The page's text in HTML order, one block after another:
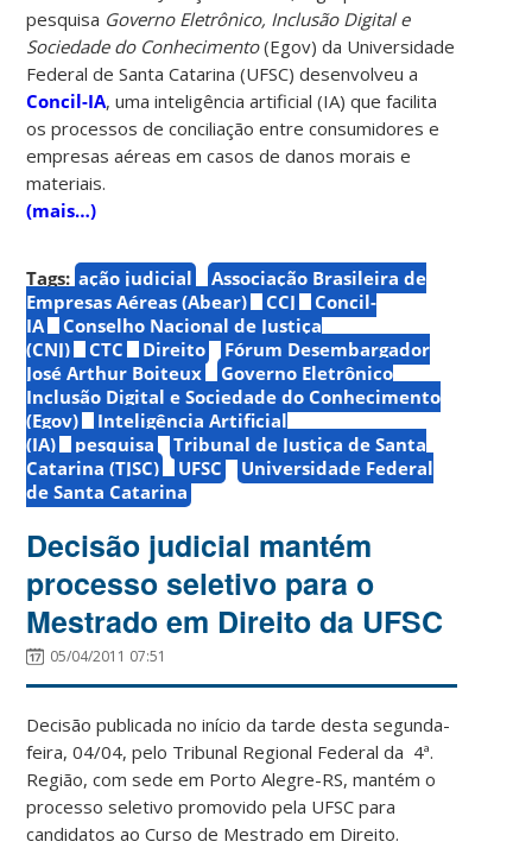
pesquisa Governo Eletrônico, Inclusão Digital e
Sociedade do Conhecimento(Egov) da Universidade
Federal de Santa Catarina (UFSC) desenvolveu a
Concil-IA, uma inteligência artificial (IA) que facilita
os processos de conciliação entre consumidores e
empresas aéreas em casos de danos morais e
materiais.
(mais…)
Tags: ação judicial
Associação Brasileira de
Empresas Aéreas (Abear)
CCJ
Concil-
IA
Conselho Nacional de Justiça
(CNJ)
CTC Direito
Fórum Desembargador
José Arthur Boiteux
Governo Eletrônico
Inclusão Digital e Sociedade do Conhecimento
(Egov)
Inteligência Artificial
(IA)
pesquisa
Tribunal de Justiça de Santa
Catarina (TJSC)
UFSC
Universidade Federal
de Santa Catarina
Decisão judicial mantém
processo seletivo para o
Mestrado em Direito da UFSC
05/04/2011 07:51
Decisão publicada no início da tarde desta segunda-
feira, 04/04, pelo Tribunal Regional Federal da 4ª.
Região, com sede em Porto Alegre-RS, mantém o
processo seletivo promovido pela UFSC para
candidatos ao Curso de Mestrado em Direito.